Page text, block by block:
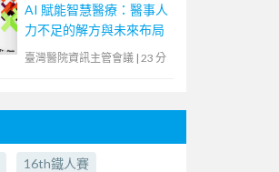
AI 賦能智慧醫療：醫事人
力不足的解方與未來布局
臺灣醫院資訊主管會議 | 23 分
16th鐵人賽